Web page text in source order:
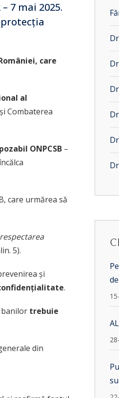
7 mai 2025.
care
al
Combaterea
ONPCSB –
care urmărea să
5).
și
.
banilor trebuie
din